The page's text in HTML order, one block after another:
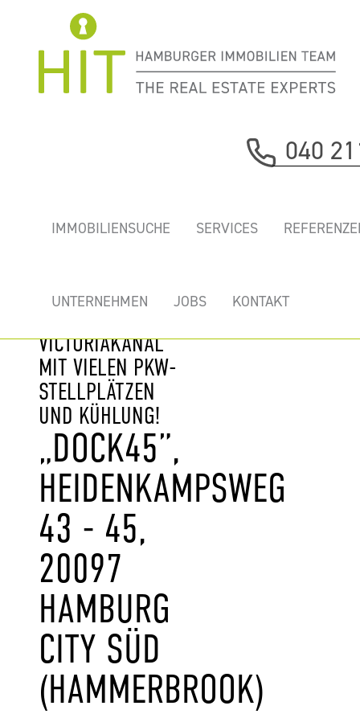
040
IMMOBILIENSUCHE SERVICES
UNTERNEHMEN JOBS KONTAKT
„DOCK45” -
BÜROFLÄCHEN
VICTORIAKANAL
MIT VIELEN PKW-
STELLPLÄTZEN
UND KÜHLUNG!
„DOCK45”,
HEIDENKAMPSWEG
43 - 45,
20097
HAMBURG
CITY SÜD
(HAMMERBROOK)